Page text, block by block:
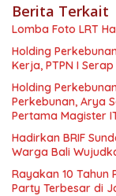
Berita Terkait
Lomba Foto LRT
Holding
Kerja, PTPN I
Holding
Perkebunan, Arya
Pertama Magister
Hadirkan BRIF
Warga Bali
Rayakan 10 Tahun
Party Terbesar di